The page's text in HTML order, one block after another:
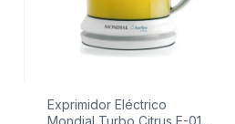
Exprimidor Eléctrico